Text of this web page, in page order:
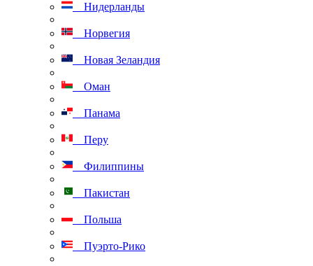
Нидерланды
Норвегия
Новая Зеландия
Оман
Панама
Перу
Филиппины
Пакистан
Польша
Пуэрто-Рико